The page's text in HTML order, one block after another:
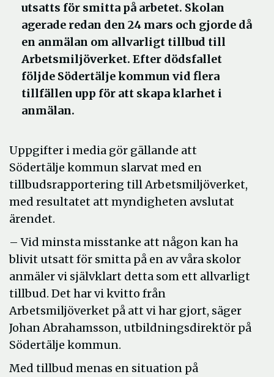
utsatts för smitta på arbetet. Skolan
agerade redan den 24 mars och gjorde då
en anmälan om allvarligt tillbud till
Arbetsmiljöverket. Efter dödsfallet
följde Södertälje kommun vid flera
tillfällen upp för att skapa klarhet i
anmälan.
Uppgifter i media gör gällande att
Södertälje kommun slarvat med en
tillbudsrapportering till Arbetsmiljöverket,
med resultatet att myndigheten avslutat
ärendet.
– Vid minsta misstanke att någon kan ha
blivit utsatt för smitta på en av våra skolor
anmäler vi självklart detta som ett allvarligt
tillbud. Det har vi kvitto från
Arbetsmiljöverket på att vi har gjort, säger
Johan Abrahamsson, utbildningsdirektör på
Södertälje kommun.
Med tillbud menas en situation på